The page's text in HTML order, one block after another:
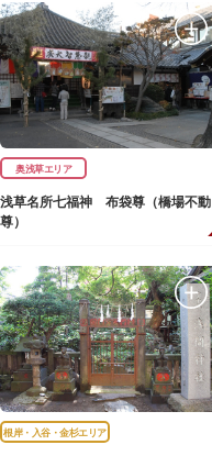
奥浅草エリア
浅草名所七福神 布袋尊（橋場不動
尊）
根岸・入谷・金杉エリア